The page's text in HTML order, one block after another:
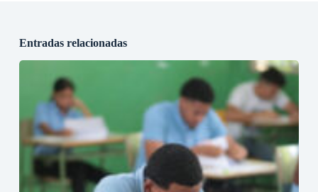
Entradas relacionadas